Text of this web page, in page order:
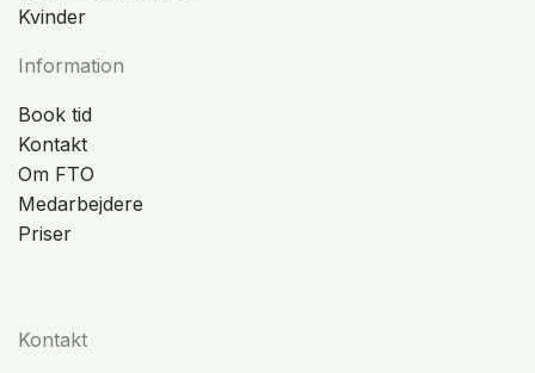
Kvinder
Information
Book tid
Kontakt
Om FTO
Medarbejdere
Priser
Kontakt